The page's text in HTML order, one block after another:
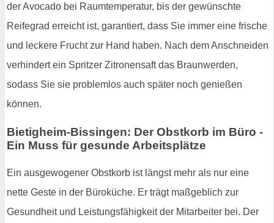
der Avocado bei Raumtemperatur, bis der gewünschte
Reifegrad erreicht ist, garantiert, dass Sie immer eine frische
und leckere Frucht zur Hand haben. Nach dem Anschneiden
verhindert ein Spritzer Zitronensaft das Braunwerden,
sodass Sie sie problemlos auch später noch genießen
können.
Bietigheim-Bissingen: Der Obstkorb im Büro -
Ein Muss für gesunde Arbeitsplätze
Ein ausgewogener Obstkorb ist längst mehr als nur eine
nette Geste in der Büroküche. Er trägt maßgeblich zur
Gesundheit und Leistungsfähigkeit der Mitarbeiter bei. Der